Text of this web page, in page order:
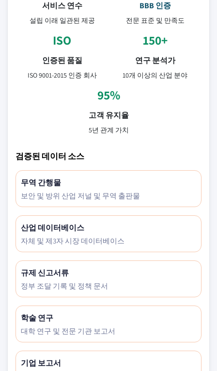
서비스 연수
설립 이래 일관된 제공
BBB 인증
전문 표준 및 만족도
ISO
인증된 품질
ISO 9001-2015 인증 회사
150+
연구 분석가
10개 이상의 산업 분야
95%
고객 유지율
5년 관계 가치
검증된 데이터 소스
무역 간행물
보안 및 방위 산업 저널 및 무역 출판물
산업 데이터베이스
자체 및 제3자 시장 데이터베이스
규제 신고서류
정부 조달 기록 및 정책 문서
학술 연구
대학 연구 및 전문 기관 보고서
기업 보고서